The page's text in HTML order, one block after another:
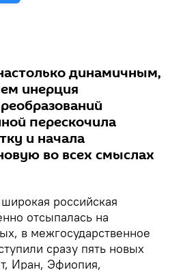
динамичным,
инерция
перескочила
и начала
во всех смыслах
российская
отсыпалась на
в межгосударственное
сразу пять новых
Иран, Эфиопия,